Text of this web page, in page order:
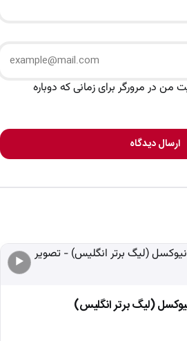
من در مرورگر برای زمانی که دوباره
ارسال دیدگاه
▶